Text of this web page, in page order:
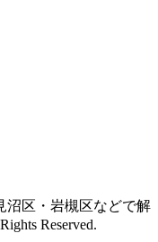
沼区・岩槻区などで解
Reserved.